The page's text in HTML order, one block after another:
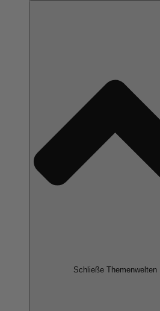
Schließe Themenwelten